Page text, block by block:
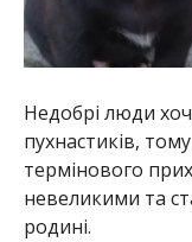
Недобрі люди
пухнастиків,
термінового
невеликими та
родині.